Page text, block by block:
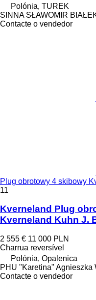
Polónia, TUREK
SINNA SŁAWOMIR
Contacte o vendedor
Plug obrotowy 4 skibowy
11
Kverneland Plug
Kverneland Kuhn J.
2 555 € 11 000 PLN
Charrua reversível
Polónia, Opalenica
PHU "Karetina" Agnieszka
Contacte o vendedor